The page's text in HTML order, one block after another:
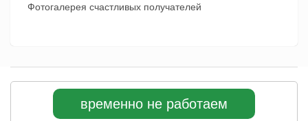
Фотогалерея счастливых получателей
временно не работаем